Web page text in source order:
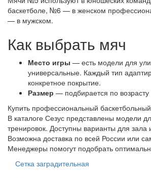
баскетболе, №6 — в женском
— в мужском.
Как выбрать мяч
Место игры — есть модели для
универсальные. Каждый тип
конкретное покрытие.
Размер — подбирается по возрасту
Купить профессиональный
В каталоге Сезус представлены модели
тренировок. Доступны варианты для зала
Возможна доставка по всей России или
Менеджеры помогут подобрать
Сетка заградительная